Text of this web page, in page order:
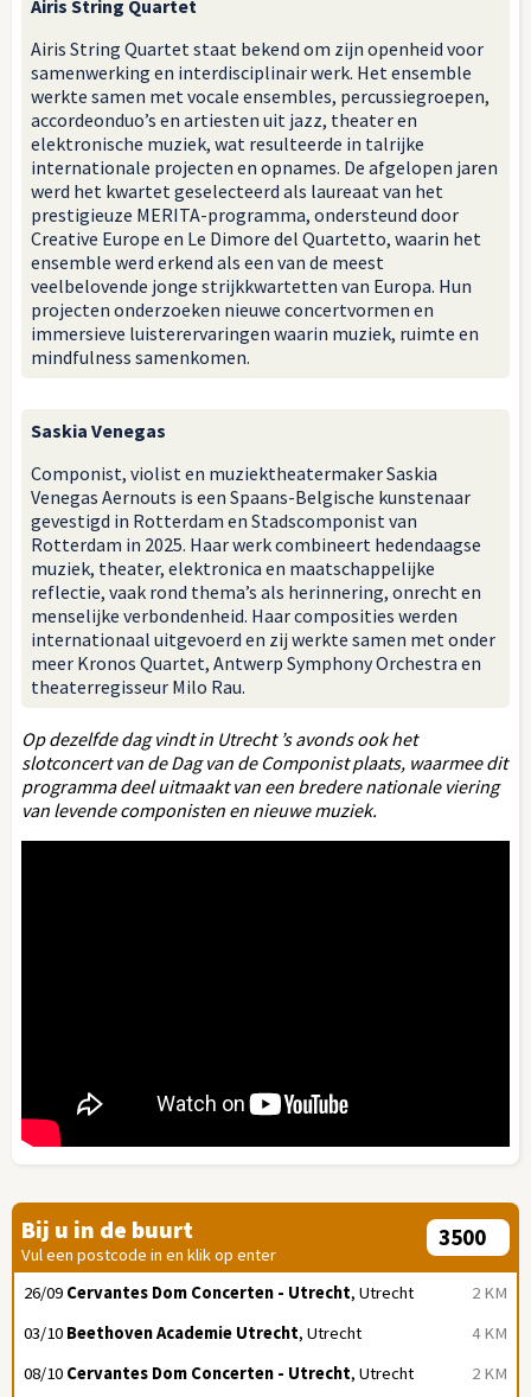
Airis String Quartet
Airis String Quartet staat bekend om zijn openheid voor
samenwerking en interdisciplinair werk. Het ensemble
werkte samen met vocale ensembles, percussiegroepen,
accordeonduo’s en artiesten uit jazz, theater en
elektronische muziek, wat resulteerde in talrijke
internationale projecten en opnames. De afgelopen jaren
werd het kwartet geselecteerd als laureaat van het
prestigieuze MERITA-programma, ondersteund door
Creative Europe en Le Dimore del Quartetto, waarin het
ensemble werd erkend als een van de meest
veelbelovende jonge strijkkwartetten van Europa. Hun
projecten onderzoeken nieuwe concertvormen en
immersieve luisterervaringen waarin muziek, ruimte en
mindfulness samenkomen.
Saskia Venegas
Componist, violist en muziektheatermaker Saskia
Venegas Aernouts is een Spaans-Belgische kunstenaar
gevestigd in Rotterdam en Stadscomponist van
Rotterdam in 2025. Haar werk combineert hedendaagse
muziek, theater, elektronica en maatschappelijke
reflectie, vaak rond thema’s als herinnering, onrecht en
menselijke verbondenheid. Haar composities werden
internationaal uitgevoerd en zij werkte samen met onder
meer Kronos Quartet, Antwerp Symphony Orchestra en
theaterregisseur Milo Rau.
Op dezelfde dag vindt in Utrecht ’s avonds ook het
slotconcert van de Dag van de Componist plaats, waarmee dit
programma deel uitmaakt van een bredere nationale viering
van levende componisten en nieuwe muziek.
Bij u in de buurt
Vul een postcode in en klik op enter
2 KM
26/09 Cervantes Dom Concerten - Utrecht, Utrecht
4 KM
03/10 Beethoven Academie Utrecht, Utrecht
2 KM
08/10 Cervantes Dom Concerten - Utrecht, Utrecht